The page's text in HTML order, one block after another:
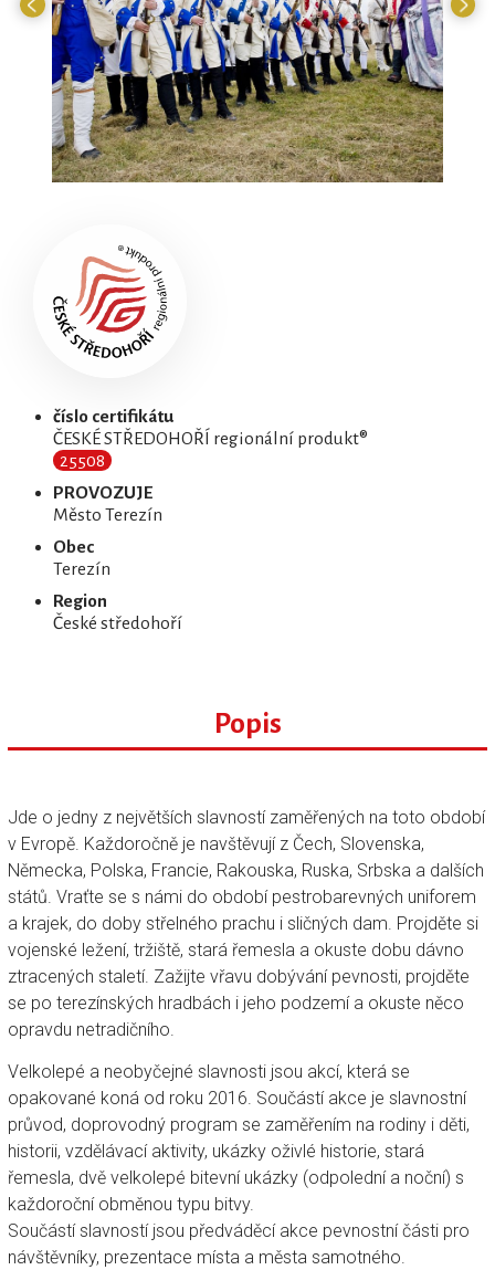
číslo certifikátu
ČESKÉ STŘEDOHOŘÍ regionální produkt®
25508
PROVOZUJE
Město Terezín
Obec
Terezín
Region
České středohoří
Popis
Jde o jedny z největších slavností zaměřených na toto období
v Evropě. Každoročně je navštěvují z Čech, Slovenska,
Německa, Polska, Francie, Rakouska, Ruska, Srbska a dalších
států. Vraťte se s námi do období pestrobarevných uniforem
a krajek, do doby střelného prachu i sličných dam. Projděte si
vojenské ležení, tržiště, stará řemesla a okuste dobu dávno
ztracených staletí. Zažijte vřavu dobývání pevnosti, projděte
se po terezínských hradbách i jeho podzemí a okuste něco
opravdu netradičního.
Velkolepé a neobyčejné slavnosti jsou akcí, která se
opakované koná od roku 2016. Součástí akce je slavnostní
průvod, doprovodný program se zaměřením na rodiny i děti,
historii, vzdělávací aktivity, ukázky oživlé historie, stará
řemesla, dvě velkolepé bitevní ukázky (odpolední a noční) s
každoroční obměnou typu bitvy.
Součástí slavností jsou předváděcí akce pevnostní části pro
návštěvníky, prezentace místa a města samotného.